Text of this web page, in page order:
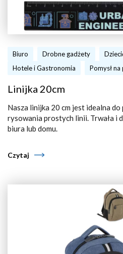
Biuro Drobne gadżety
Hotele i Gastronomia
Pomysł
Linijka 20cm
Nasza linijka 20 cm jest idealna
rysowania prostych linii. Trwała i
biura lub domu.
Czytaj